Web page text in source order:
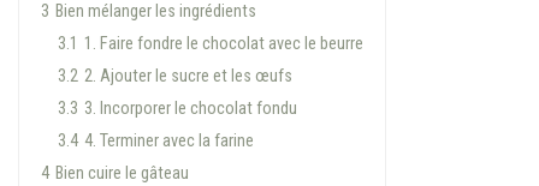
3 Bien mélanger les ingrédients
3.1 1. Faire fondre le chocolat avec le beurre
3.2 2. Ajouter le sucre et les œufs
3.3 3. Incorporer le chocolat fondu
3.4 4. Terminer avec la farine
4 Bien cuire le gâteau